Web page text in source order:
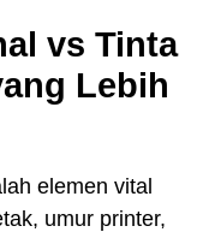
vs Tinta
Lebih
elemen vital
umur printer,